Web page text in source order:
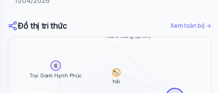
Đồ thị tri thức Xem toàn bộ →
Trại Giam Hạnh Phúc
📄
Heo 5 móng (phim)
hài
🏷️